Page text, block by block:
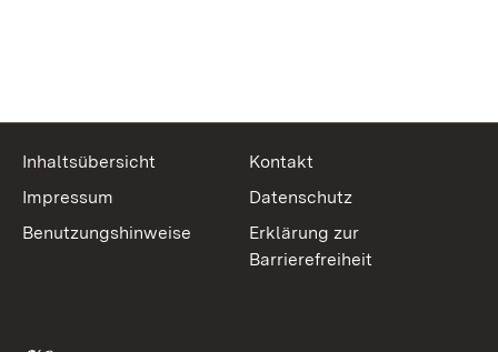
Inhaltsübersicht
Kontakt
Impressum
Datenschutz
Benutzungshinweise
Erklärung zur
Barrierefreiheit